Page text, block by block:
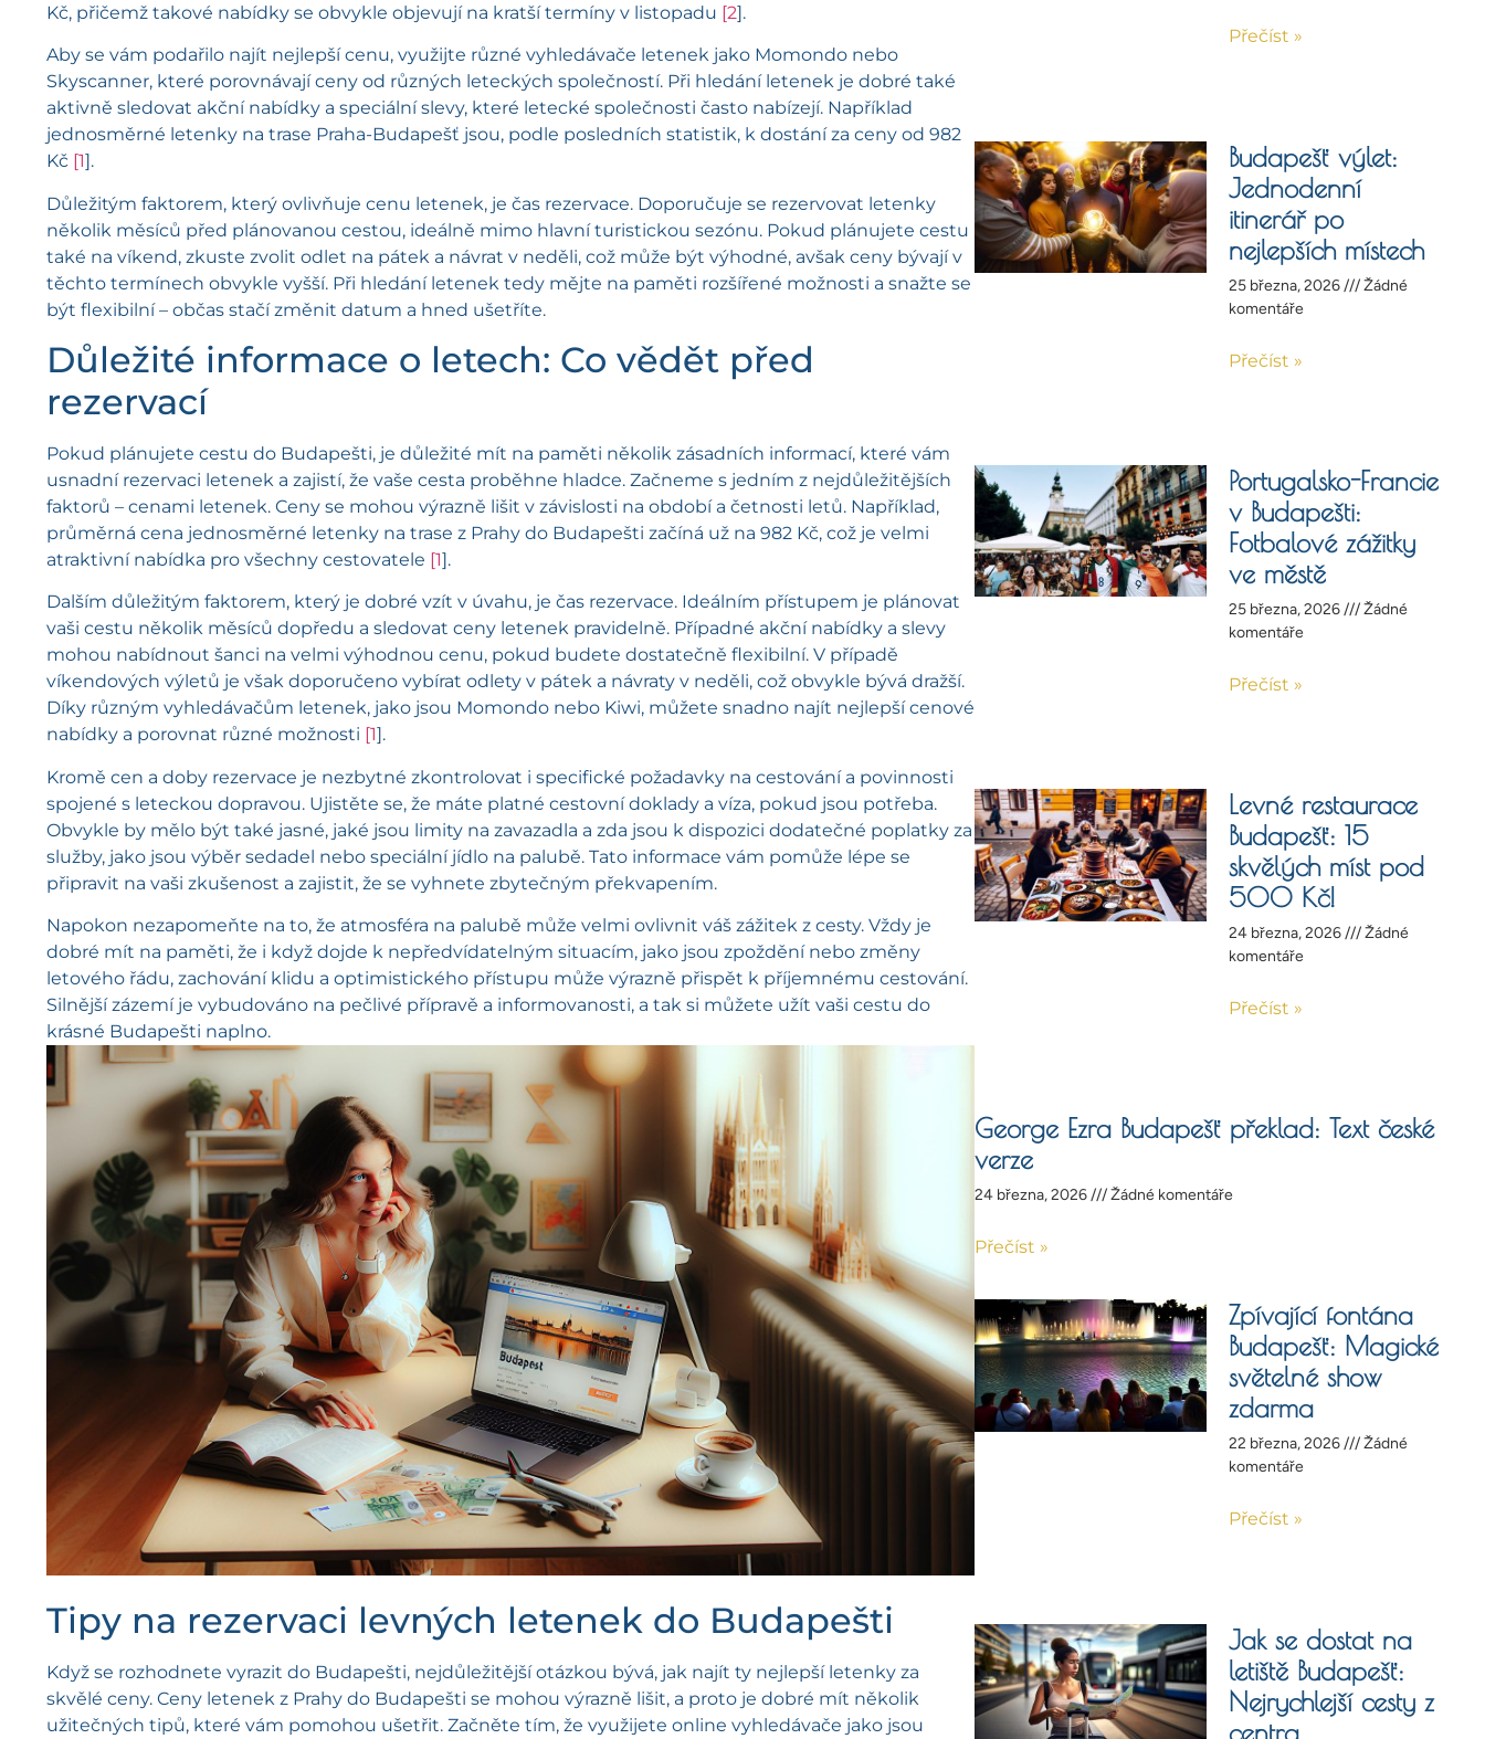
Kč, přičemž takové nabídky se obvykle objevují na kratší termíny v listopadu [2].
Aby se vám podařilo najít nejlepší cenu, využijte různé vyhledávače letenek jako Momondo nebo
Skyscanner, které porovnávají ceny od různých leteckých společností. Při hledání letenek je dobré také
aktivně sledovat akční nabídky a speciální slevy, které letecké společnosti často nabízejí. Například
jednosměrné letenky na trase Praha-Budapešť jsou, podle posledních statistik, k dostání za ceny od 982
Kč [1].
Důležitým faktorem, který ovlivňuje cenu letenek, je čas rezervace. Doporučuje se rezervovat letenky
několik měsíců před plánovanou cestou, ideálně mimo hlavní turistickou sezónu. Pokud plánujete cestu
také na víkend, zkuste zvolit odlet na pátek a návrat v neděli, což může být výhodné, avšak ceny bývají v
těchto termínech obvykle vyšší. Při hledání letenek tedy mějte na paměti rozšířené možnosti a snažte se
být flexibilní – občas stačí změnit datum a hned ušetříte.
Důležité informace o letech: Co vědět před
rezervací
Pokud plánujete cestu do Budapešti, je důležité mít na paměti několik zásadních informací, které vám
usnadní rezervaci letenek a zajistí, že vaše cesta proběhne hladce. Začneme s jedním z nejdůležitějších
faktorů – cenami letenek. Ceny se mohou výrazně lišit v závislosti na období a četnosti letů. Například,
průměrná cena jednosměrné letenky na trase z Prahy do Budapešti začíná už na 982 Kč, což je velmi
atraktivní nabídka pro všechny cestovatele [1].
Dalším důležitým faktorem, který je dobré vzít v úvahu, je čas rezervace. Ideálním přístupem je plánovat
vaši cestu několik měsíců dopředu a sledovat ceny letenek pravidelně. Případné akční nabídky a slevy
mohou nabídnout šanci na velmi výhodnou cenu, pokud budete dostatečně flexibilní. V případě
víkendových výletů je však doporučeno vybírat odlety v pátek a návraty v neděli, což obvykle bývá dražší.
Díky různým vyhledávačům letenek, jako jsou Momondo nebo Kiwi, můžete snadno najít nejlepší cenové
nabídky a porovnat různé možnosti [1].
Kromě cen a doby rezervace je nezbytné zkontrolovat i specifické požadavky na cestování a povinnosti
spojené s leteckou dopravou. Ujistěte se, že máte platné cestovní doklady a víza, pokud jsou potřeba.
Obvykle by mělo být také jasné, jaké jsou limity na zavazadla a zda jsou k dispozici dodatečné poplatky za
služby, jako jsou výběr sedadel nebo speciální jídlo na palubě. Tato informace vám pomůže lépe se
připravit na vaši zkušenost a zajistit, že se vyhnete zbytečným překvapením.
Napokon nezapomeňte na to, že atmosféra na palubě může velmi ovlivnit váš zážitek z cesty. Vždy je
dobré mít na paměti, že i když dojde k nepředvídatelným situacím, jako jsou zpoždění nebo změny
letového řádu, zachování klidu a optimistického přístupu může výrazně přispět k příjemnému cestování.
Silnější zázemí je vybudováno na pečlivé přípravě a informovanosti, a tak si můžete užít vaši cestu do
krásné Budapešti naplno.
Tipy na rezervaci levných letenek do Budapešti
Když se rozhodnete vyrazit do Budapešti, nejdůležitější otázkou bývá, jak najít ty nejlepší letenky za
skvělé ceny. Ceny letenek z Prahy do Budapešti se mohou výrazně lišit, a proto je dobré mít několik
užitečných tipů, které vám pomohou ušetřit. Začněte tím, že využijete online vyhledávače jako jsou
Přečíst »
Budapešť výlet:
Jednodenní
itinerář po
nejlepších místech
25 března, 2026
Žádné
komentáře
Přečíst »
Portugalsko-Francie
v Budapešti:
Fotbalové zážitky
ve městě
25 března, 2026
Žádné
komentáře
Přečíst »
Levné restaurace
Budapešť: 15
skvělých míst pod
500 Kč!
24 března, 2026
Žádné
komentáře
Přečíst »
George Ezra Budapešť překlad: Text české
verze
24 března, 2026 Žádné komentáře
Přečíst »
Zpívající fontána
Budapešť: Magické
světelné show
zdarma
22 března, 2026
Žádné
komentáře
Přečíst »
Jak se dostat na
letiště Budapešť:
Nejrychlejší cesty z
centra